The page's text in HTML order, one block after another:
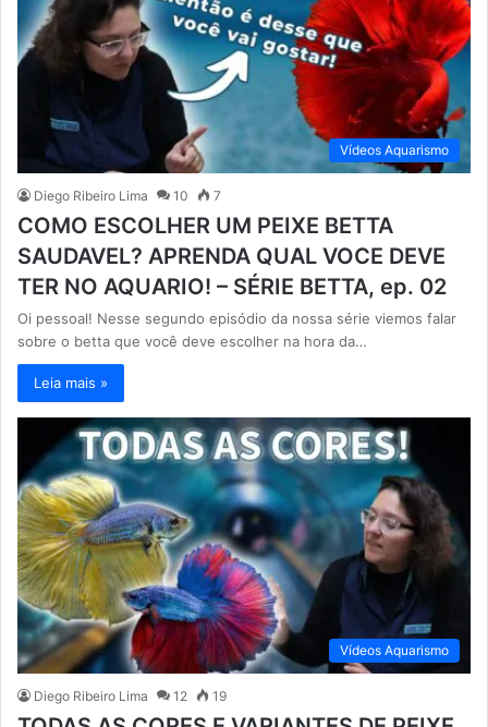
Vídeos Aquarismo
Diego Ribeiro Lima 10 7
COMO ESCOLHER UM PEIXE BETTA
SAUDAVEL? APRENDA QUAL VOCE DEVE
TER NO AQUARIO! – SÉRIE BETTA, ep. 02
Oi pessoal! Nesse segundo episódio da nossa série viemos falar
sobre o betta que você deve escolher na hora da…
Leia mais »
Vídeos Aquarismo
Diego Ribeiro Lima 12 19